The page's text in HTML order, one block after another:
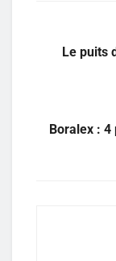
Le puits
Boralex :